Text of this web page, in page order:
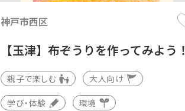
神戸市西区
【玉津】布ぞうりを作ってみよう！
親子で楽しむ 大人向け
学び・体験 環境